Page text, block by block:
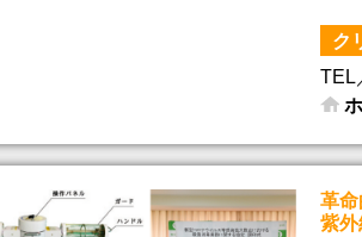
ク
TEL
革
紫